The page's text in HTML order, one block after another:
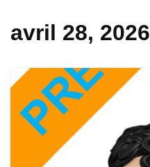
avril 28, 2026